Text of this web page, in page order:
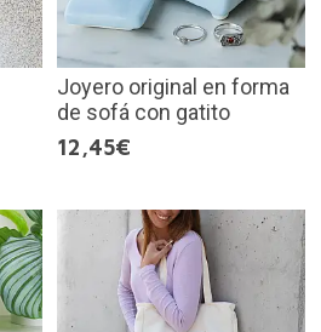
Joyero original en forma
de sofá con gatito
12,45€